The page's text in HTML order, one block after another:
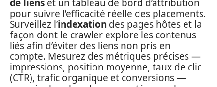
de liens et un tableau de bord d’attribution
pour suivre l’efficacité réelle des placements.
Surveillez l’indexation des pages hôtes et la
façon dont le crawler explore les contenus
liés afin d’éviter des liens non pris en
compte. Mesurez des métriques précises —
impressions, position moyenne, taux de clic
(CTR), trafic organique et conversions —